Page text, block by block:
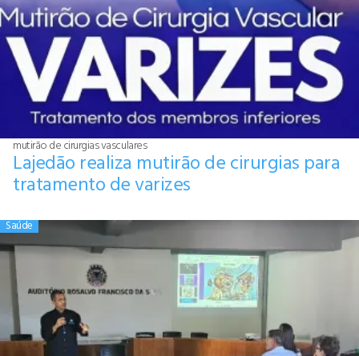
mutirão de cirurgias vasculares
Lajedão realiza mutirão de cirurgias para
tratamento de varizes
Saúde